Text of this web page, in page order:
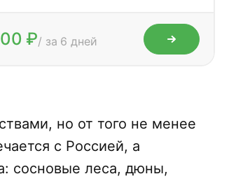
₽/ за 6 дней
но от того не менее
с Россией, а
сосновые леса, дюны,